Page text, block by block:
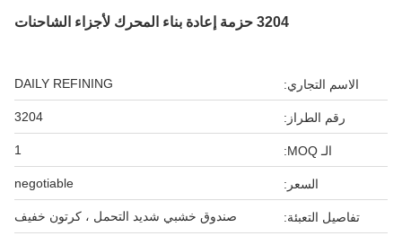
3204 حزمة إعادة بناء المحرك لأجزاء الشاحنات
الاسم التجاري: DAILY REFINING
رقم الطراز: 3204
الـ MOQ: 1
السعر: negotiable
تفاصيل التعبئة: صندوق خشبي شديد التحمل ، كرتون خفيف